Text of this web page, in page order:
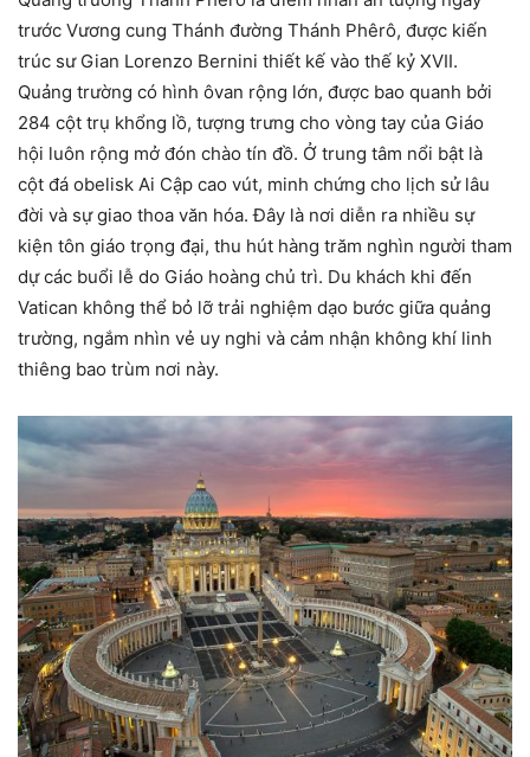
trước Vương cung Thánh đường Thánh Phêrô, được kiến
trúc sư Gian Lorenzo Bernini thiết kế vào thế kỷ XVII.
Quảng trường có hình ôvan rộng lớn, được bao quanh bởi
284 cột trụ khổng lồ, tượng trưng cho vòng tay của Giáo
hội luôn rộng mở đón chào tín đồ. Ở trung tâm nổi bật là
cột đá obelisk Ai Cập cao vút, minh chứng cho lịch sử lâu
đời và sự giao thoa văn hóa. Đây là nơi diễn ra nhiều sự
kiện tôn giáo trọng đại, thu hút hàng trăm nghìn người tham
dự các buổi lễ do Giáo hoàng chủ trì. Du khách khi đến
Vatican không thể bỏ lỡ trải nghiệm dạo bước giữa quảng
trường, ngắm nhìn vẻ uy nghi và cảm nhận không khí linh
thiêng bao trùm nơi này.